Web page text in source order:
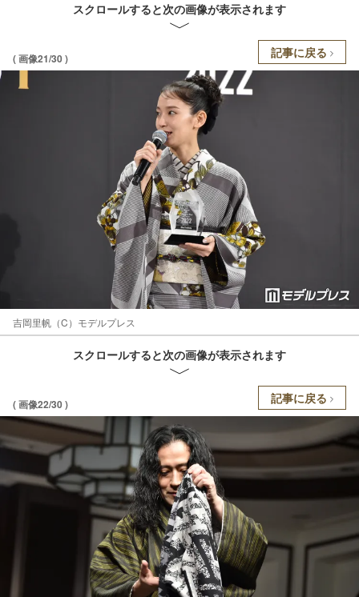
スクロールすると次の画像が表示されます
( 画像21/30 ) 記事に戻る
吉岡里帆（C）モデルプレス
スクロールすると次の画像が表示されます
( 画像22/30 ) 記事に戻る